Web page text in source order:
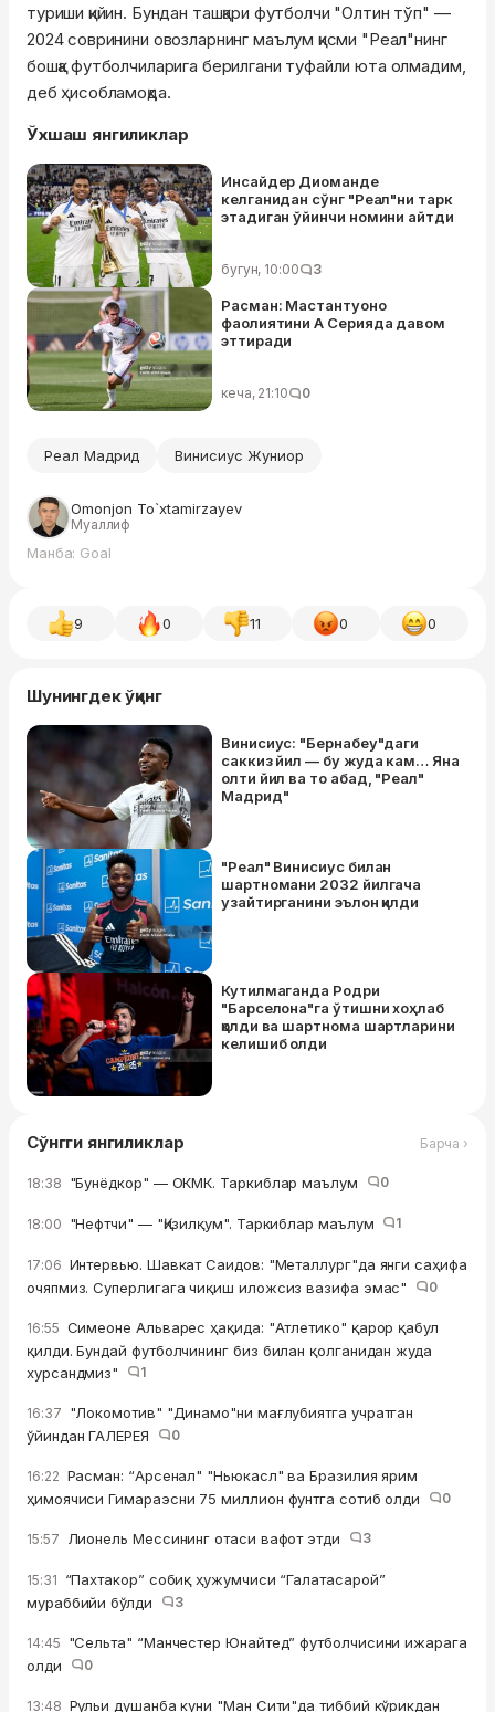
туриши қийин. Бундан ташқари футболчи "Олтин тўп" —
2024 совринини овозларнинг маълум қисми "Реал"нинг
бошқа футболчиларига берилгани туфайли юта олмадим,
деб ҳисобламоқда.
Ўхшаш янгиликлар
Инсайдер Диоманде
келганидан сўнг "Реал"ни тарк
этадиган ўйинчи номини айтди
бугун, 10:00 3
Расман: Мастантуоно
фаолиятини А Серияда давом
эттиради
кеча, 21:10 0
Реал Мадрид Винисиус Жуниор
Omonjon To`xtamirzayev
Муаллиф
Манба: Goal
9 0 11 0 0
Шунингдек ўқинг
Винисиус: "Бернабеу"даги
саккиз йил — бу жуда кам… Яна
олти йил ва то абад, "Реал"
Мадрид"
"Реал" Винисиус билан
шартномани 2032 йилгача
узайтирганини эълон қилди
Кутилмаганда Родри
"Барселона"га ўтишни хоҳлаб
қолди ва шартнома шартларини
келишиб олди
Сўнгги янгиликлар Барча ›
18:38 "Бунёдкор" — ОКМК. Таркиблар маълум 0
18:00 "Нефтчи" — "Қизилқум". Таркиблар маълум 1
17:06 Интервью. Шавкат Саидов: "Металлург"да янги саҳифа
очяпмиз. Суперлигага чиқиш иложсиз вазифа эмас"
0
16:55 Симеоне Альварес ҳақида: "Атлетико" қарор қабул
қилди. Бундай футболчининг биз билан қолганидан жуда
хурсандмиз"
1
16:37 "Локомотив" "Динамо"ни мағлубиятга учратган
ўйиндан ГАЛЕРЕЯ
0
16:22 Расман: “Арсенал" "Ньюкасл" ва Бразилия ярим
ҳимоячиси Гимараэсни 75 миллион фунтга сотиб олди
0
15:57 Лионель Мессининг отаси вафот этди 3
15:31 “Пахтакор” собиқ ҳужумчиси “Галатасарой”
мураббийи бўлди
3
14:45 "Сельта" “Манчестер Юнайтед” футболчисини ижарага
олди
0
13:48 Рульи душанба куни "Ман Сити"да тиббий кўрикдан